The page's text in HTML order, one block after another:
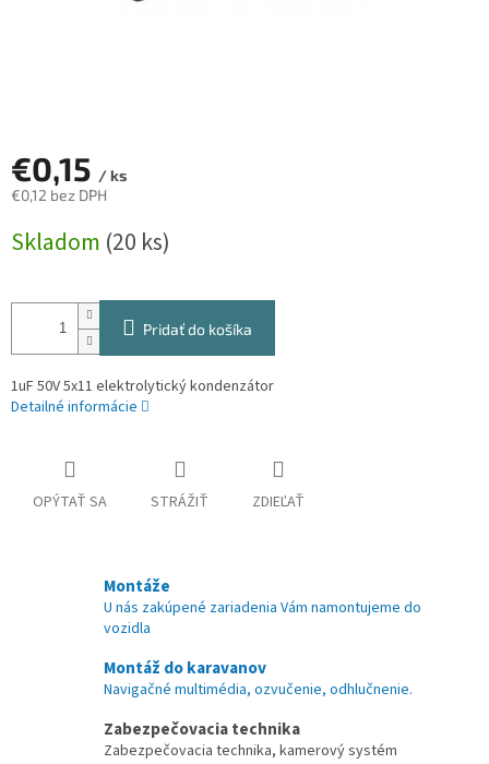
€0,15 / ks
€0,12 bez DPH
cena:
Skladom (20 ks)
Pridať do košíka
1uF 50V 5x11 elektrolytický kondenzátor
Detailné informácie
OPÝTAŤ SA STRÁŽIŤ ZDIEĽAŤ
Montáže
U nás zakúpené zariadenia Vám namontujeme do
vozidla
Montáž do karavanov
Navigačné multimédia, ozvučenie, odhlučnenie.
Zabezpečovacia technika
Zabezpečovacia technika, kamerový systém